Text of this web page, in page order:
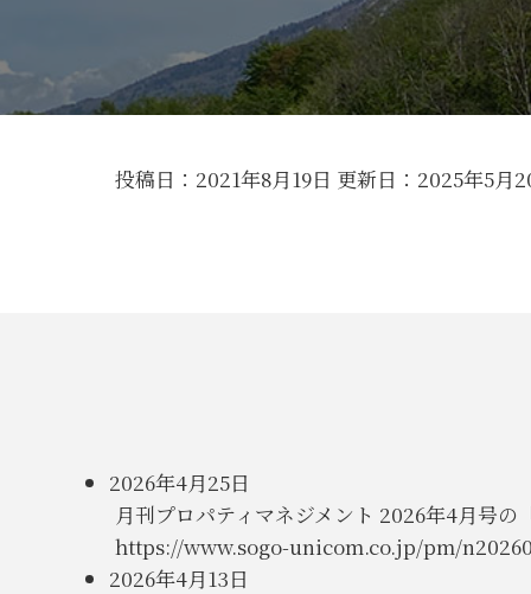
投稿日：2021年8月19日 更新日： 2025年5月
2026年4月25日
月刊プロパティマネジメント 2026年4月号の
https://www.sogo-unicom.co.jp/pm/
2026年4月13日